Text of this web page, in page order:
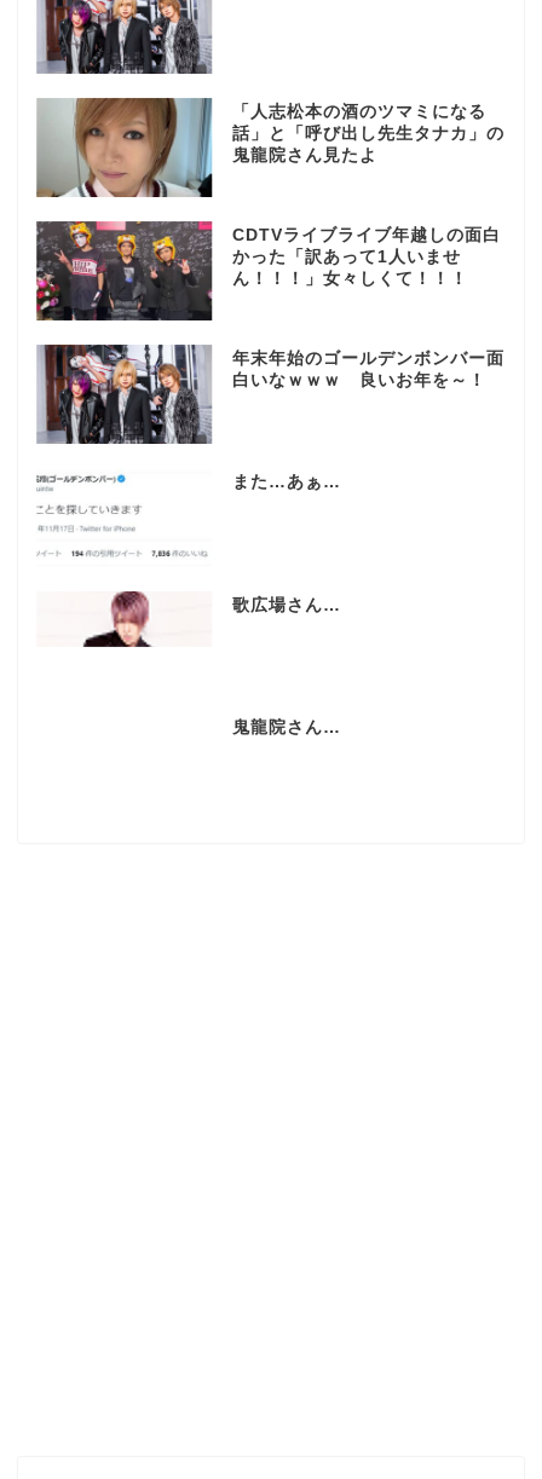
「人志松本の酒のツマミになる
話」と「呼び出し先生タナカ」の
鬼龍院さん見たよ
CDTVライブライブ年越しの面白
かった「訳あって1人いませ
ん！！！」女々しくて！！！
年末年始のゴールデンボンバー面
白いなｗｗｗ 良いお年を～！
また…あぁ…
歌広場さん…
鬼龍院さん…